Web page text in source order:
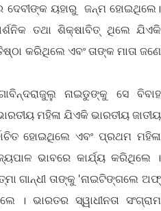
ଦେବୀଙ୍କ ୟହାରୁ ଜନ୍ମ ହୋଇଥିଲେ।
ତଥା ଶିକ୍ଷାବିତ୍ ଥିଲେ ଯିଏକି
କରିଥିଲେ ଏବଂ ତାଙ୍କ ମାତା ଜଣେ
ନାଇଡୁଙ୍କୁ ସେ ବିବାହ
ମହିଳା ଯିଏକି ଭାରତୀୟ ଜାତୀୟ
ହୋଇଥିଲେ ଏବଂ ପ୍ରଥମ ମହିଳା
ଭାବରେ କାର୍ଯ୍ୟ କରିଥିଲେ ।
ଗାନ୍ଧୀ ତାଙ୍କୁ 'ନାଇଟିଙ୍ଗଲେ ଅଫ୍
ଭାରତର ସ୍ୱାଧୀନତା ସଂଗ୍ରାମ